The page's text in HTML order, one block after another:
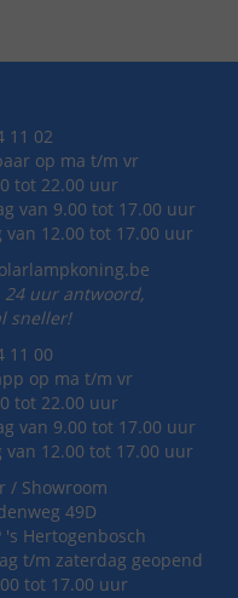
11 02
op ma t/m vr
tot 22.00 uur
van 9.00 tot 17.00 uur
van 12.00 tot 17.00 uur
24 uur antwoord,
sneller!
11 00
op ma t/m vr
tot 22.00 uur
van 9.00 tot 17.00 uur
van 12.00 tot 17.00 uur
/ Showroom
49D
's Hertogenbosch
t/m zaterdag geopend
tot 17.00 uur